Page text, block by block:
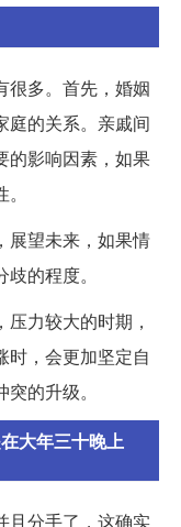
很多。首先，婚姻
庭的关系。亲戚间
的影响因素，如果
展望未来，如果情
的程度。
力较大的时期，
时，会更加坚定自
的升级。
大年三十晚上
且分手了，这确实